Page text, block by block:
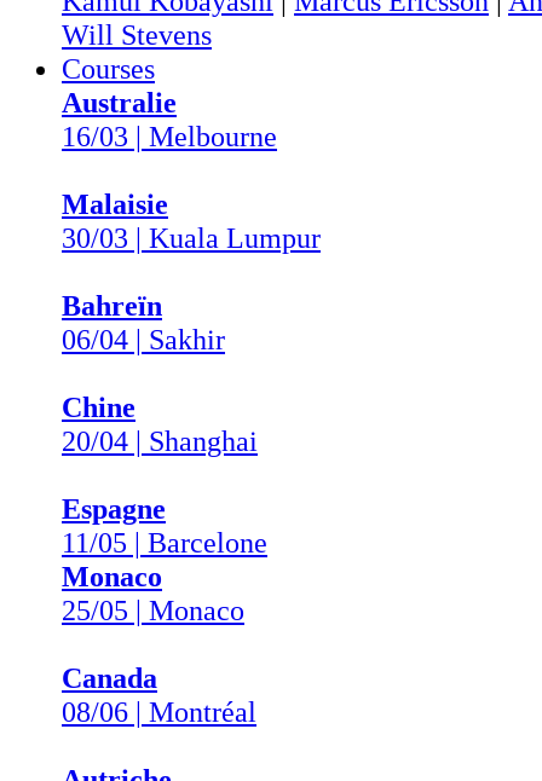
Will Stevens
Courses
Australie
16/03 | Melbourne
Malaisie
30/03 | Kuala Lumpur
Bahreïn
06/04 | Sakhir
Chine
20/04 | Shanghai
Espagne
11/05 | Barcelone
Monaco
25/05 | Monaco
Canada
08/06 | Montréal